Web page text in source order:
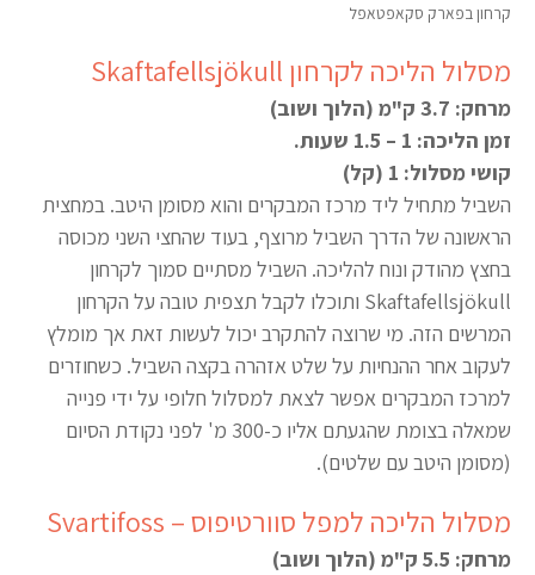
קרחון בפארק סקאפטאפל
מסלול הליכה לקרחון Skaftafellsjökull
מרחק: 3.7 ק"מ (הלוך ושוב)
זמן הליכה: 1 – 1.5 שעות.
קושי מסלול: 1 (קל)
השביל מתחיל ליד מרכז המבקרים והוא מסומן היטב. במחצית
הראשונה של הדרך השביל מרוצף, בעוד שהחצי השני מכוסה
בחצץ מהודק ונוח להליכה. השביל מסתיים סמוך לקרחון
Skaftafellsjökull ותוכלו לקבל תצפית טובה על הקרחון
המרשים הזה. מי שרוצה להתקרב יכול לעשות זאת אך מומלץ
לעקוב אחר ההנחיות על שלט אזהרה בקצה השביל. כשחוזרים
למרכז המבקרים אפשר לצאת למסלול חלופי על ידי פנייה
שמאלה בצומת שהגעתם אליו כ-300 מ' לפני נקודת הסיום
(מסומן היטב עם שלטים).
מסלול הליכה למפל סוורטיפוס – Svartifoss
מרחק: 5.5 ק"מ (הלוך ושוב)